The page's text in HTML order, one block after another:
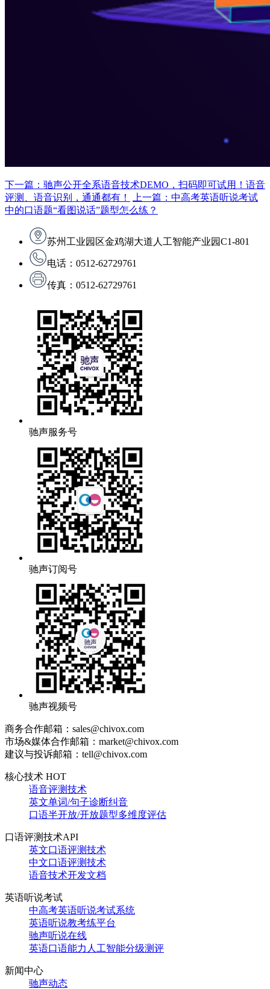
下一篇：驰声公开全系语音技术DEMO，扫码即可试用！语音
评测、语音识别，通通都有！
上一篇：中高考英语听说考试
中的口语题“看图说话”题型怎么练？
苏州工业园区金鸡湖大道人工智能产业园C1-801
电话：0512-62729761
传真：0512-62729761
驰声服务号
驰声订阅号
驰声视频号
商务合作邮箱：sales@chivox.com
市场&媒体合作邮箱：market@chivox.com
建议与投诉邮箱：tell@chivox.com
核心技术 HOT
语音评测技术
英文单词/句子诊断纠音
口语半开放/开放题型多维度评估
口语评测技术API
英文口语评测技术
中文口语评测技术
语音技术开发文档
英语听说考试
中高考英语听说考试系统
英语听说教考练平台
驰声听说在线
英语口语能力人工智能分级测评
新闻中心
驰声动态